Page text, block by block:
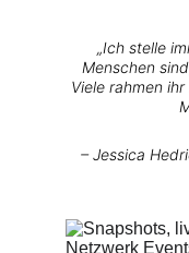
„Ich stelle
Menschen
Viele rahmen
– Jessica